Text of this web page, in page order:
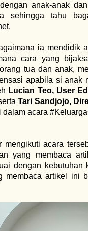
anak-anak
sehingga tahu
ia mendidik
cara yang
tua dan anak,
apabila si anak
Lucian Teo, User
Tari Sandjojo,
dalam acara
mengikuti acara
yang membaca
dengan kebutuhan
membaca artikel ini